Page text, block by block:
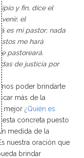
y fin, dice el
el
es mi pastor; nada
me hará
pastoreará.
de justicia por
poder brindarte
más de la
mejor ¿Quién es
concreta puesto
medida de la
nuestra oración que
brindar